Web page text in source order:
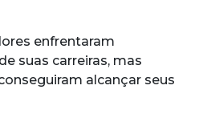
enfrentaram
suas carreiras, mas
alcançar seus